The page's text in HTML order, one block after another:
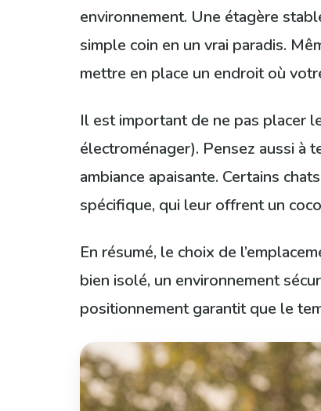
environnement. Une étagère
simple coin en un vrai paradis.
mettre en place un endroit où
Il est important de ne pas placer
électroménager). Pensez aussi à
ambiance apaisante. Certains
spécifique, qui leur offrent un
En résumé, le choix de
bien isolé, un environnement
positionnement garantit que le